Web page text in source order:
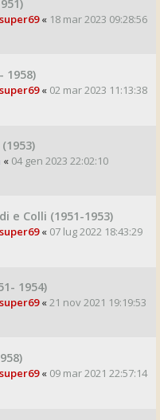
« 18 mar 2023 09:28:56
1958)
« 02 mar 2023 11:13:38
« 04 gen 2023 22:02:10
e Colli (1951-1953)
« 07 lug 2022 18:43:29
1954)
«21 nov 2021 19:19:53
« 09 mar 2021 22:57:14